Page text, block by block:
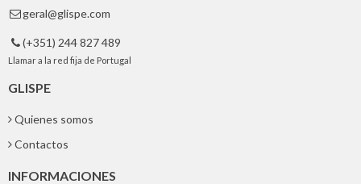
 geral@glispe.com
 (+351) 244 827 489
Llamar a la red fija de Portugal
GLISPE
Quienes somos
Contactos
INFORMACIONES